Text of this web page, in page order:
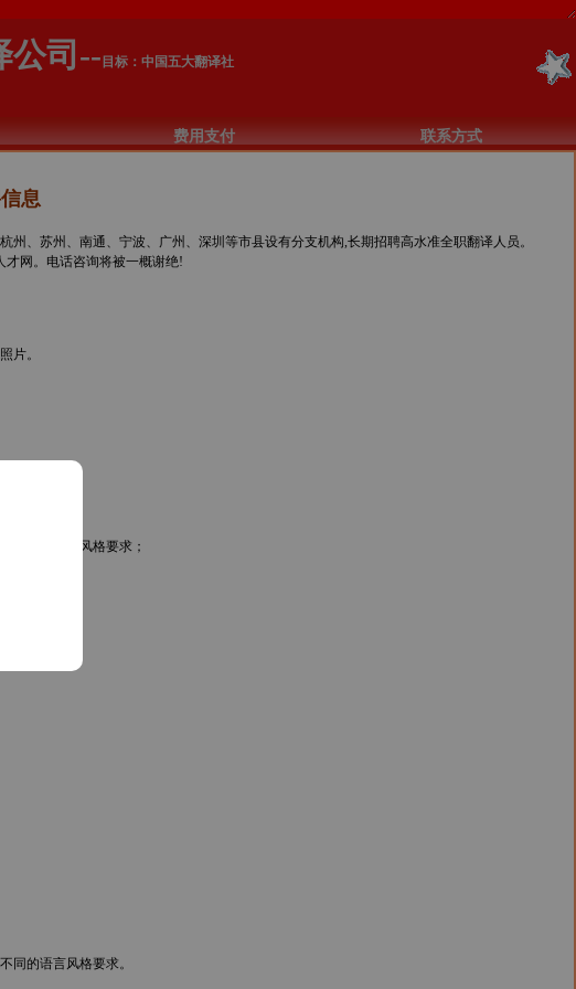
公司 -- 目标：中国五大翻译社
费用支付 联系方式
息
、苏州、南通、宁波、广州、深圳等市县设有分支机构,长期招聘高水准全职翻译人员。
才网。电话咨询将被一概谢绝!
片。
后期处理。
不同的语言风格要求；
。
同的语言风格要求。